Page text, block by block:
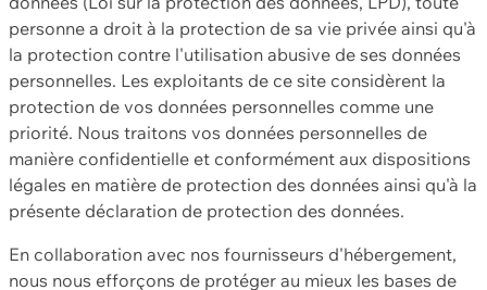
personne a droit à la protection de sa vie privée ainsi qu'à
la protection contre l'utilisation abusive de ses données
personnelles. Les exploitants de ce site considèrent la
protection de vos données personnelles comme une
priorité. Nous traitons vos données personnelles de
manière confidentielle et conformément aux dispositions
légales en matière de protection des données ainsi qu'à la
présente déclaration de protection des données.
En collaboration avec nos fournisseurs d'hébergement,
nous nous efforçons de protéger au mieux les bases de